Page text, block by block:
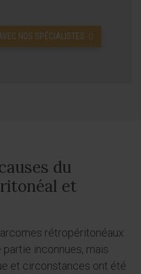
NOS SPÉCIALISTES
du
et
rétropéritonéaux
inconnues, mais
et circonstances ont été